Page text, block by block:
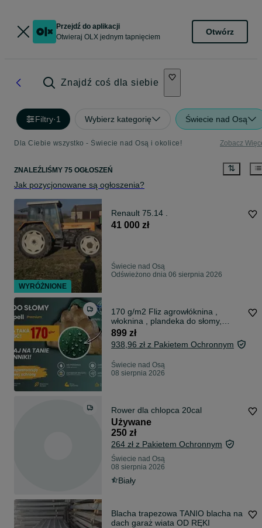
Przejdź do aplikacji
Otwieraj OLX jednym tapnięciem
Otwórz
Znajdź coś dla siebie
Filtry·1 Wybierz kategorię Świecie nad Osą
Dla Ciebie wszystko - Świecie nad Osą i okolice! Zobacz
ZNALEŹLIŚMY 75 OGŁOSZEŃ
Jak pozycjonowane są ogłoszenia?
Renault 75.14 .
41 000 zł
Świecie nad Osą
Odświeżono dnia 06 sierpnia 2026
170 g/m2 Fliz agrowłóknina ,
włoknina , plandeka do słomy,
siana JAKOŚĆ PREMIUM
899 zł
938,96 zł z Pakietem Ochronnym
Świecie nad Osą
08 sierpnia 2026
Rower dla chlopca 20cal
Używane
250 zł
264 zł z Pakietem Ochronnym
Świecie nad Osą
08 sierpnia 2026
Biały
Blacha trapezowa TANIO blacha na
dach garaż wiata OD RĘKI
WYRÓŻNIONE